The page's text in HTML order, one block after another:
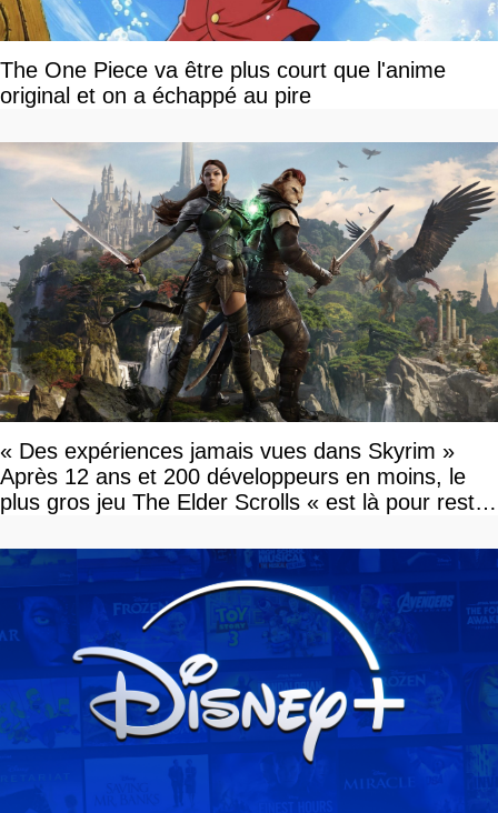
The One Piece va être plus court que l'anime
original et on a échappé au pire
« Des expériences jamais vues dans Skyrim »
Après 12 ans et 200 développeurs en moins, le
plus gros jeu The Elder Scrolls « est là pour rester